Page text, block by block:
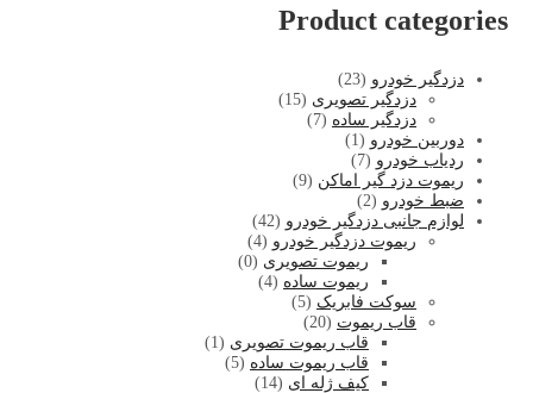
Product categories
دزدگیر خودرو (23)
دزدگیر تصویری (15)
دزدگیر ساده (7)
دوربین خودرو (1)
ردیاب خودرو (7)
ریموت دزد گیر اماکن (9)
ضبط خودرو (2)
لوازم جانبی دزدگیر خودرو (42)
ریموت دزدگیر خودرو (4)
ریموت تصویری (0)
ریموت ساده (4)
سوکت فابریک (5)
قاب ریموت (20)
قاب ریموت تصویری (1)
قاب ریموت ساده (5)
کیف ژله ای (14)